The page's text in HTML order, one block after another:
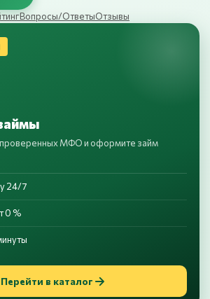
Вопросы/ОтветыОтзывы
проверенных МФО и оформите займ
24/7
0 %
Перейти в каталог